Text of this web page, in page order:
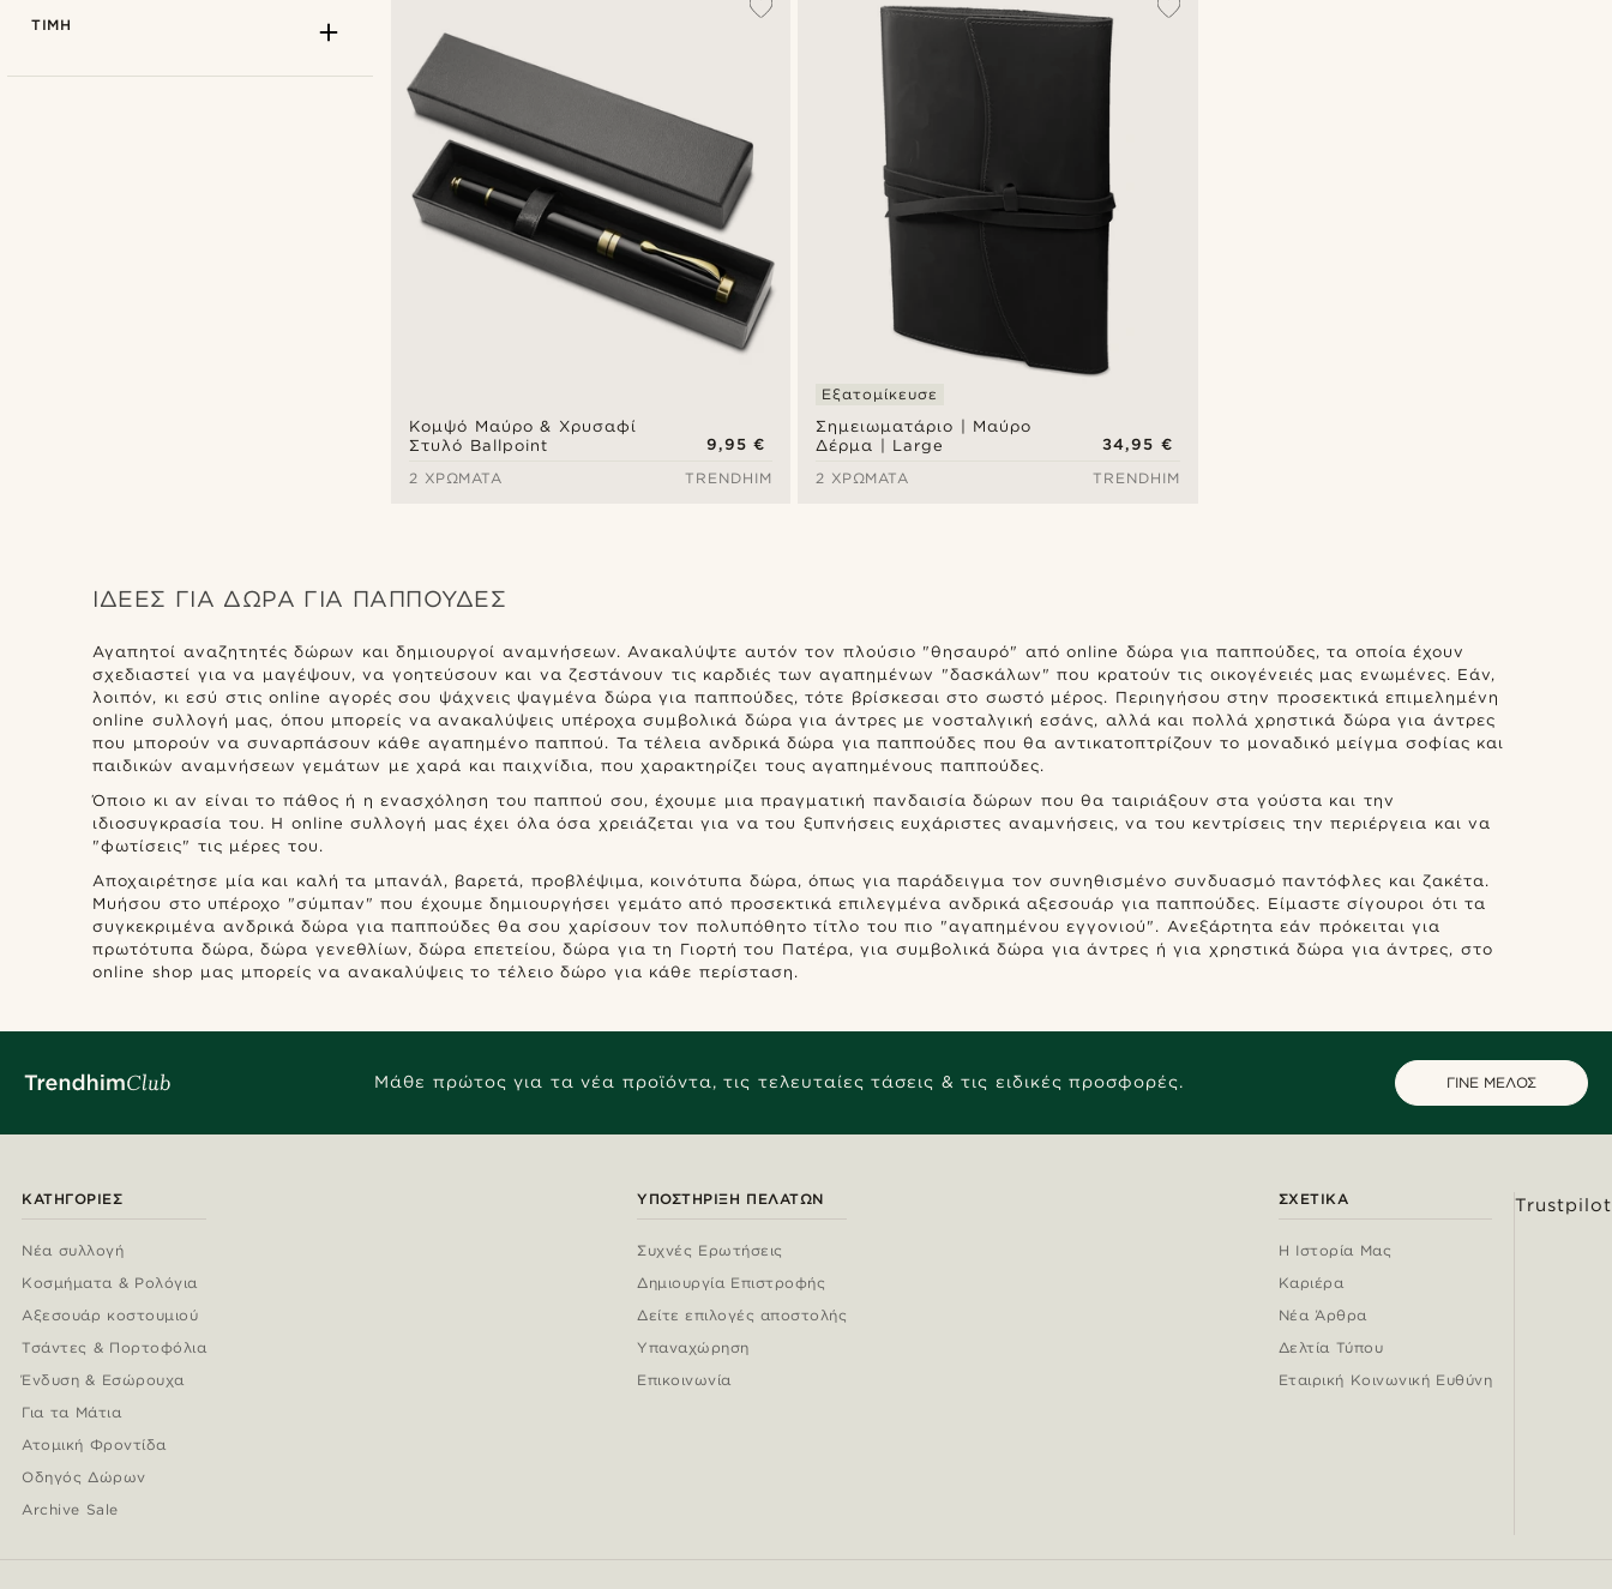
Κομψό Μαύρο & Χρυσαφί
Στυλό Ballpoint
9,95 €
2 ΧΡΏΜΑΤΑ
TRENDHIM
Σημειωματάριο | Μαύρο
Δέρμα | Large
Εξατομίκευσε
34,95 €
2 ΧΡΏΜΑΤΑ
TRENDHIM
ΤΙΜΉ
ΙΔΈΕΣ ΓΙΑ ΔΏΡΑ ΓΙΑ ΠΑΠΠΟΎΔΕΣ
Αγαπητοί αναζητητές δώρων και δημιουργοί αναμνήσεων. Ανακαλύψτε αυτόν τον πλούσιο "θησαυρό" από online δώρα για παππούδες, τα οποία έχουν
σχεδιαστεί για να μαγέψουν, να γοητεύσουν και να ζεστάνουν τις καρδιές των αγαπημένων "δασκάλων" που κρατούν τις οικογένειές μας ενωμένες. Εάν,
λοιπόν, κι εσύ στις online αγορές σου ψάχνεις ψαγμένα δώρα για παππούδες, τότε βρίσκεσαι στο σωστό μέρος. Περιηγήσου στην προσεκτικά επιμελημένη
online συλλογή μας, όπου μπορείς να ανακαλύψεις υπέροχα συμβολικά δώρα για άντρες με νοσταλγική εσάνς, αλλά και πολλά χρηστικά δώρα για άντρες
που μπορούν να συναρπάσουν κάθε αγαπημένο παππού. Τα τέλεια ανδρικά δώρα για παππούδες που θα αντικατοπτρίζουν το μοναδικό μείγμα σοφίας και
παιδικών αναμνήσεων γεμάτων με χαρά και παιχνίδια, που χαρακτηρίζει τους αγαπημένους παππούδες.
Όποιο κι αν είναι το πάθος ή η ενασχόληση του παππού σου, έχουμε μια πραγματική πανδαισία δώρων που θα ταιριάξουν στα γούστα και την
ιδιοσυγκρασία του. Η online συλλογή μας έχει όλα όσα χρειάζεται για να του ξυπνήσεις ευχάριστες αναμνήσεις, να του κεντρίσεις την περιέργεια και να
"φωτίσεις" τις μέρες του.
Αποχαιρέτησε μία και καλή τα μπανάλ, βαρετά, προβλέψιμα, κοινότυπα δώρα, όπως για παράδειγμα τον συνηθισμένο συνδυασμό παντόφλες και ζακέτα.
Μυήσου στο υπέροχο "σύμπαν" που έχουμε δημιουργήσει γεμάτο από προσεκτικά επιλεγμένα ανδρικά αξεσουάρ για παππούδες. Είμαστε σίγουροι ότι τα
συγκεκριμένα ανδρικά δώρα για παππούδες θα σου χαρίσουν τον πολυπόθητο τίτλο του πιο "αγαπημένου εγγονιού". Ανεξάρτητα εάν πρόκειται για
πρωτότυπα δώρα, δώρα γενεθλίων, δώρα επετείου, δώρα για τη Γιορτή του Πατέρα, για συμβολικά δώρα για άντρες ή για χρηστικά δώρα για άντρες, στο
online shop μας μπορείς να ανακαλύψεις το τέλειο δώρο για κάθε περίσταση.
Μάθε πρώτος για τα νέα προϊόντα, τις τελευταίες τάσεις & τις ειδικές προσφορές. ΓΙΝΕ ΜΕΛΟΣ
ΚΑΤΗΓΟΡΊΕΣ
Νέα συλλογή
Κοσμήματα & Ρολόγια
Αξεσουάρ κοστουμιού
Τσάντες & Πορτοφόλια
Ένδυση & Εσώρουχα
Για τα Μάτια
Ατομική Φροντίδα
Οδηγός Δώρων
Archive Sale
ΥΠΟΣΤΉΡΙΞΗ ΠΕΛΑΤΏΝ
Συχνές Ερωτήσεις
Δημιουργία Επιστροφής
Δείτε επιλογές αποστολής
Υπαναχώρηση
Επικοινωνία
ΣΧΕΤΙΚΆ
Η Ιστορία Μας
Καριέρα
Νέα Άρθρα
Δελτία Τύπου
Εταιρική Κοινωνική Ευθύνη
Trustpilot